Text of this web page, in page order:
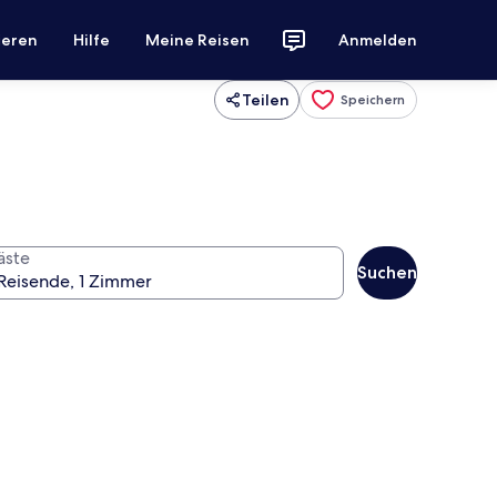
Hilfe Meine Reisen Anmelden
Teilen Speichern
Suchen